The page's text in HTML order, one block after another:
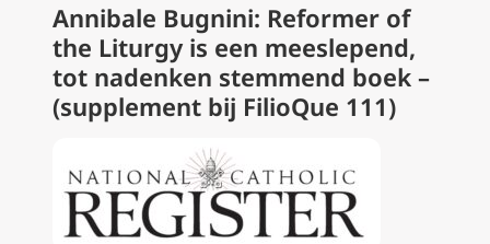
Annibale Bugnini: Reformer of
the Liturgyis een meeslepend,
tot nadenken stemmend boek –
(supplement bij FilioQue 111)